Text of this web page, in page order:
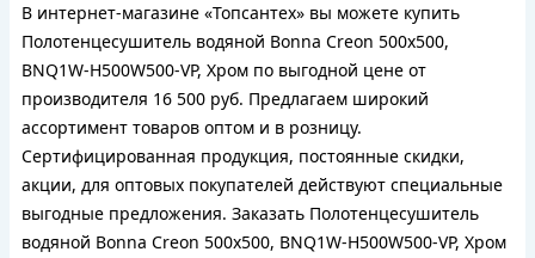
В интернет-магазине «Топсантех» вы можете купить
Полотенцесушитель водяной Bonna Creon 500x500,
BNQ1W-H500W500-VP, Хром по выгодной цене от
производителя 16 500 руб. Предлагаем широкий
ассортимент товаров оптом и в розницу.
Сертифицированная продукция, постоянные скидки,
акции, для оптовых покупателей действуют специальные
выгодные предложения. Заказать Полотенцесушитель
водяной Bonna Creon 500x500, BNQ1W-H500W500-VP, Хром